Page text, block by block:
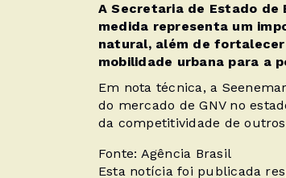
A Secretaria de Estado de
medida representa um
natural, além de
mobilidade urbana para a
Em nota técnica, a
do mercado de GNV no
da competitividade de
Fonte: Agência Brasil
Esta notícia foi publicada